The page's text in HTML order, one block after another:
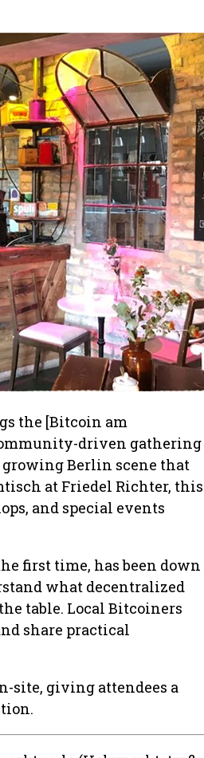
the [Bitcoin am
driven gathering
Berlin scene that
at Friedel Richter, this
and special events
first time, has been down
what decentralized
table. Local Bitcoiners
share practical
site, giving attendees a